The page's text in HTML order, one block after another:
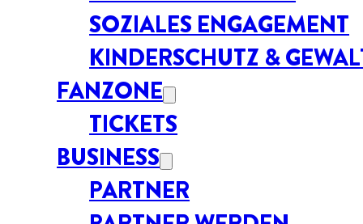
SOZIALES ENGAGEMENT
KINDERSCHUTZ &
FANZONE
TICKETS
BUSINESS
PARTNER